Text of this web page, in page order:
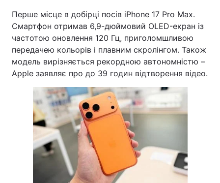
Перше місце в добірці посів iPhone 17 Pro Max.
Смартфон отримав 6,9-дюймовий OLED-екран із
частотою оновлення 120 Гц, приголомшливою
передачею кольорів і плавним скролінгом. Також
модель вирізняється рекордною автономністю –
Apple заявляє про до 39 годин відтворення відео.